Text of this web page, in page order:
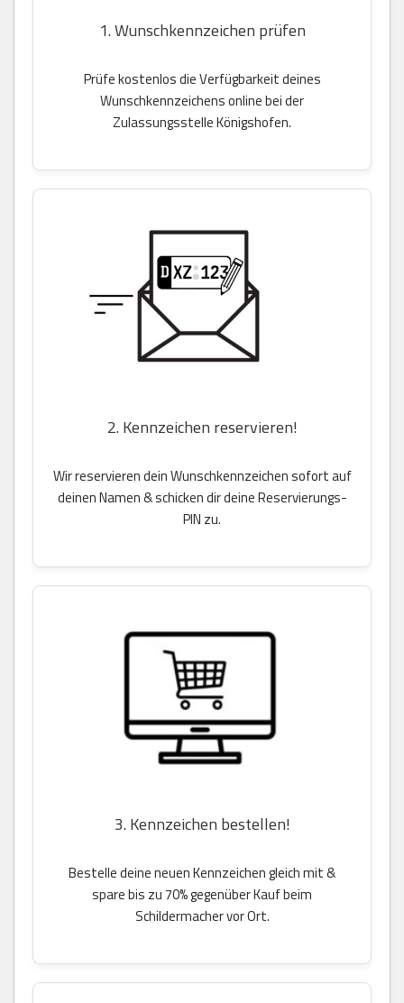
1. Wunschkennzeichen prüfen
Prüfe kostenlos die Verfügbarkeit deines
Wunschkennzeichens online bei der
Zulassungsstelle Königshofen.
2. Kennzeichen reservieren!
Wir reservieren dein Wunschkennzeichen sofort auf
deinen Namen & schicken dir deine Reservierungs-
PIN zu.
3. Kennzeichen bestellen!
Bestelle deine neuen Kennzeichen gleich mit &
spare bis zu 70% gegenüber Kauf beim
Schildermacher vor Ort.